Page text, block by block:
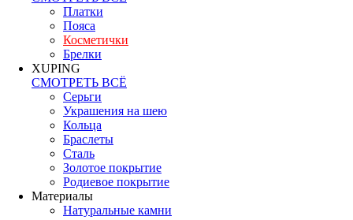
Платки
Пояса
Косметички
Брелки
XUPING
СМОТРЕТЬ ВСЁ
Серьги
Украшения на шею
Кольца
Браслеты
Сталь
Золотое покрытие
Родиевое покрытие
Материалы
Натуральные камни